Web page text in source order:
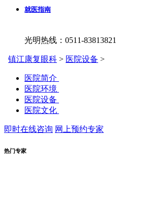
就医指南
光明热线：0511-83813821
镇江康复眼科 > 医院设备 >
医院简介
医院环境
医院设备
医院文化
即时在线咨询 网上预约专家
热门专家